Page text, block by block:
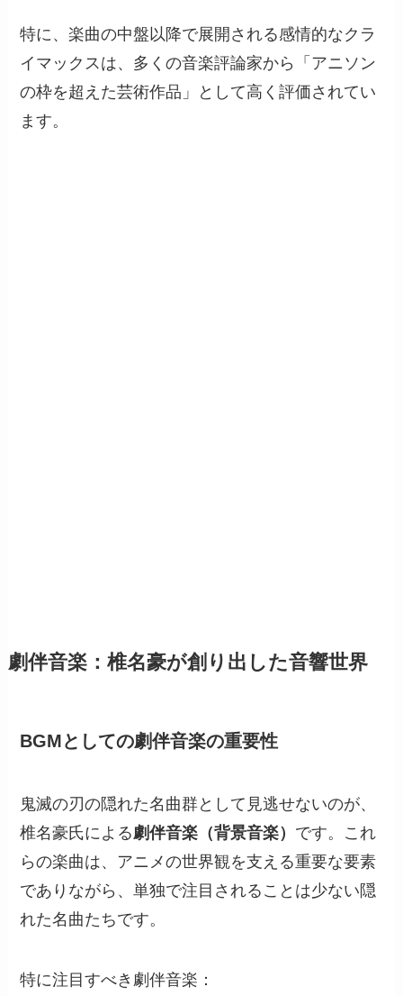
特に、楽曲の中盤以降で展開される感情的なクラ
イマックスは、多くの音楽評論家から「アニソン
の枠を超えた芸術作品」として高く評価されてい
ます。
劇伴音楽：椎名豪が創り出した音響世界
BGMとしての劇伴音楽の重要性
鬼滅の刃の隠れた名曲群として見逃せないのが、
椎名豪氏による劇伴音楽（背景音楽） です。これ
らの楽曲は、アニメの世界観を支える重要な要素
でありながら、単独で注目されることは少ない隠
れた名曲たちです。
特に注目すべき劇伴音楽：